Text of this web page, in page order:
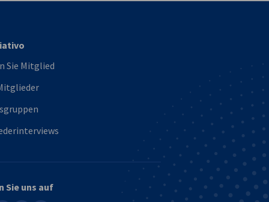
Sie Mitglied
Sie uns auf